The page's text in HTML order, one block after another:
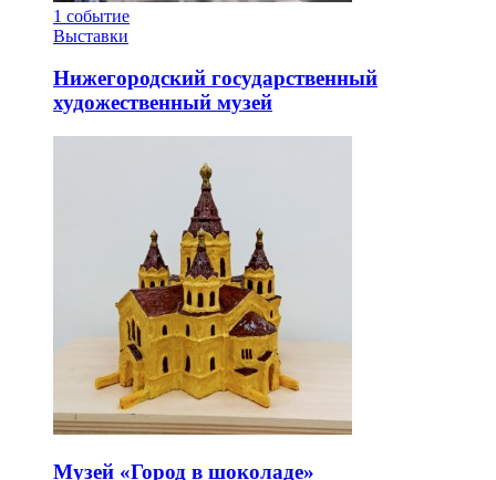
1 событие
Выставки
Нижегородский государственный
художественный музей
Музей «Город в шоколаде»